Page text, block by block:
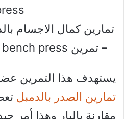
تمارين كمال الاجسام
– تمرين Incline dumbbell bench press
يستهدف هذا التمرين
تمارين الصدر بالدمبل
مقارنة بالبار وهذا أمر